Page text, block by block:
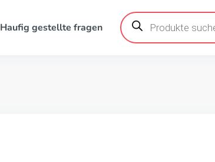
Haufig gestellte fragen
Products
search